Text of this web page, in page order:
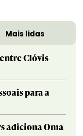
Mais lidas
Clóvis
para a
adiciona Oma